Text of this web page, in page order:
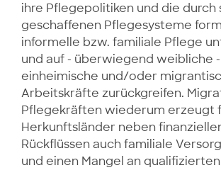
ihre Pflegepolitiken und die durch
geschaffenen Pflegesysteme
informelle bzw. familiale Pflege
und auf - überwiegend weibliche -
einheimische und/oder
Arbeitskräfte zurückgreifen.
Pflegekräften wiederum erzeugt
Herkunftsländer neben
Rückflüssen auch familiale
und einen Mangel an qualifizierten